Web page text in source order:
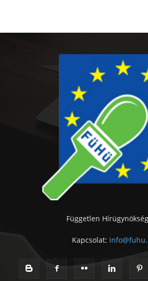
Független
Kapcsolat: